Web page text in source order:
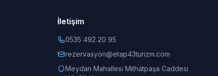
İletişim
0535 492 20 95
rezervasyon@etap43turizm.com
Meydan Mahallesi Mithatpaşa Caddesi